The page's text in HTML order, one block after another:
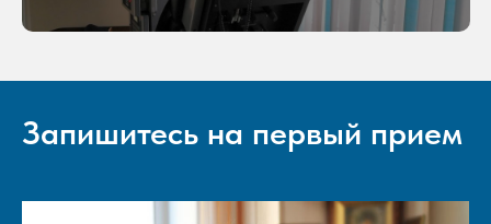
Запишитесь на первый прием